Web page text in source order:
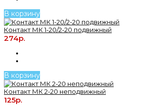
В корзину
Контакт МК 1-20/2-20 подвижный
274р.
В корзину
Контакт МК 2-20 неподвижный
125р.